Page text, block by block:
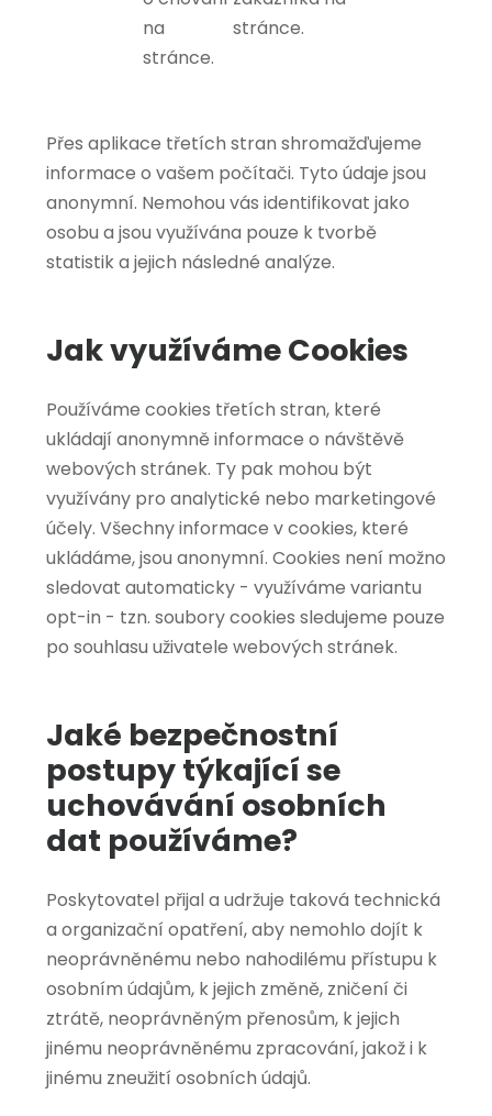
na
stránce.
stránce.
Přes aplikace třetích stran shromažďujeme
informace o vašem počítači. Tyto údaje jsou
anonymní. Nemohou vás identifikovat jako
osobu a jsou využívána pouze k tvorbě
statistik a jejich následné analýze.
Jak využíváme Cookies
Používáme cookies třetích stran, které
ukládají anonymně informace o návštěvě
webových stránek. Ty pak mohou být
využívány pro analytické nebo marketingové
účely. Všechny informace v cookies, které
ukládáme, jsou anonymní. Cookies není možno
sledovat automaticky - využíváme variantu
opt-in - tzn. soubory cookies sledujeme pouze
po souhlasu uživatele webových stránek.
Jaké bezpečnostní
postupy týkající se
uchovávání osobních
dat používáme?
Poskytovatel přijal a udržuje taková technická
a organizační opatření, aby nemohlo dojít k
neoprávněnému nebo nahodilému přístupu k
osobním údajům, k jejich změně, zničení či
ztrátě, neoprávněným přenosům, k jejich
jinému neoprávněnému zpracování, jakož i k
jinému zneužití osobních údajů.